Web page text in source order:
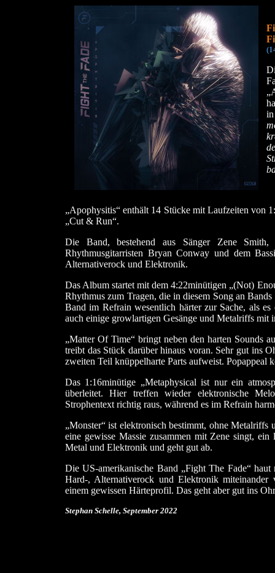
„Apophysitis“ enthält 14 Stücke mit Laufzeiten von
„Cut & Run“.
Die Band, bestehend aus Sänger Zene
Rhythmusgitarristen Bryan Conway und dem
Alternativerock und Elektronik.
Das Album startet mit dem 4:22minütigen „(Not)
Rhythmus zum Tragen, die in diesem Song an
Band im Refrain wesentlich härter zur Sache, als
auch einige growlartigen Gesänge und Metalriffs mit
„Matter Of Time“ bringt neben den harten Sounds
treibt das Stück darüber hinaus voran. Sehr gut ins
zweiten Teil knüppelharte Parts aufweist. Popappeal
Das 1:16minütige „Metaphysical ist nur ein
überleitet. Hier treffen wieder elektronische
Strophentext richtig raus, während es im Refrain
„Monster“ ist elektronisch bestimmt, ohne
eine gewisse Massie zusammen mit Zene singt,
Metal und Elektronik und geht gut ab.
Die US-amerikanische Band „Fight The Fade“
Hard-, Alternativerock und Elektronik miteinander
einem gewissen Härteprofil. Das geht aber gut ins
Stephan Schelle, September 2022